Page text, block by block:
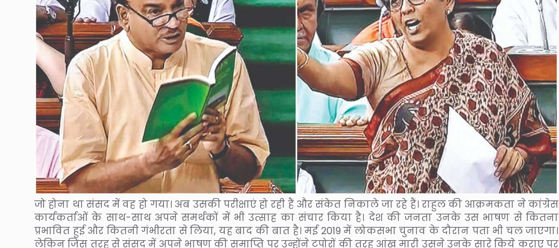
जो होना था संसद में वह हो गया। अब उसकी परीक्षाएं हो रही हैं और संकेत निकाले जा रहे हैं। राहुल की आक्रमकता ने कांग्रेस
कार्यकर्ताओं के साथ-साथ अपने समर्थकों में भी उत्साह का संचार किया है। देश की जनता उनके उस भाषण से कितना
प्रभावित हुई और कितनी गंभीरता से लिया, यह बाद की बात है। मई 2019 में लोकसभा चुनाव के दौरान पता भी चल जाएगा।
लेकिन जिस तरह से संसद में अपने भाषण की समाप्ति पर उन्होंने टपोरों की तरह आंख मारी उसने उनके सारे किये कराए पर